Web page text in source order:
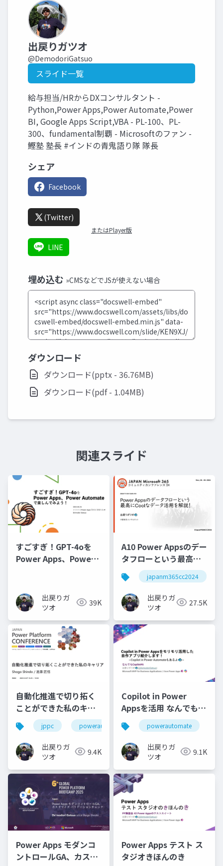
出戻りガツオ
@DemodoriGatsuo
スライド一覧
給与担当/HRからDXコンサルタント -
Python,Power Apps,Power Automate,Power
BI, Google Apps Script,VBA - PL-100、PL-
300、fundamental制覇 - Microsoftのファン -
鰹塾 塾長 #インドの青鬼語り隊 隊長
シェア
Facebook
(Twitter)
またはPlayer版
LINE
埋め込む »CMSなどでJSが使えない場合
ダウンロード
ダウンロード(pptx - 36.76MB)
ダウンロード(pdf - 1.04MB)
関連スライド
すごすぎ！GPT-4oを
Power Apps、Power
出戻りガ
ツオ
39K
A10 Power Appsのデー
タフローという最高に
Coolなデータ活用を解
説！
japanm365cc2024
出戻りガ
ツオ
27.5K
自動化推進で切り拓く
ことができた私のキャ
リア
jppc powerautomate rb02
出戻りガ
ツオ
9.4K
Copilot in Power
Appsを活用 なんでもコ
パイロット 2024-09-11
powerautomate
出戻りガ
ツオ
9.1K
Power Apps モダンコ
ントロールGA、カスタ
Power Apps テスト ス
タジオきほんのき